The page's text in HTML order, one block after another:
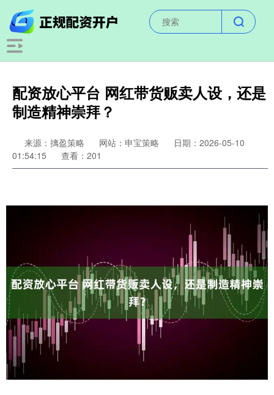
配资放心平台 网红带货贩卖人设，还是
制造精神崇拜？
来源：摛盈策略 网站：申宝策略
日期：2026-05-10
01:54:15
查看：201